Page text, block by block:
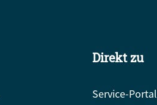
Direkt zu
Service-Portal